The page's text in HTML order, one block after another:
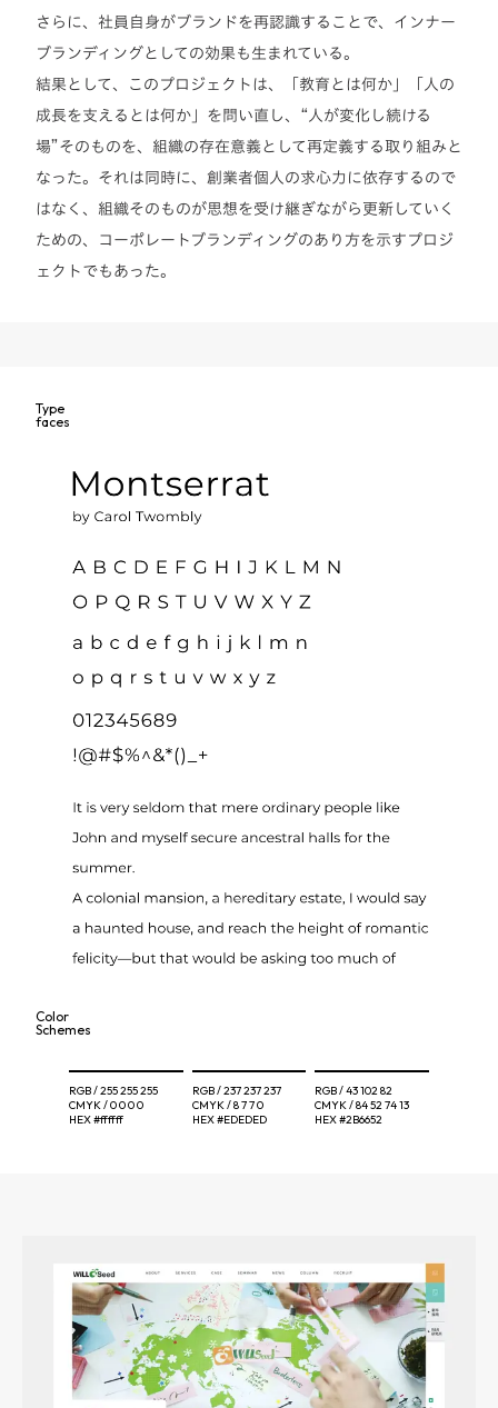
さらに、社員自身がブランドを再認識することで、インナー
ブランディングとしての効果も生まれている。
結果として、このプロジェクトは、「教育とは何か」「人の
成長を支えるとは何か」を問い直し、“人が変化し続ける
場”そのものを、組織の存在意義として再定義する取り組みと
なった。それは同時に、創業者個人の求心力に依存するので
はなく、組織そのものが思想を受け継ぎながら更新していく
ための、コーポレートブランディングのあり方を示すプロジ
ェクトでもあった。
Type
faces
Color
Schemes
RGB /255 255 255
CMYK /0 0 0 0
HEX#ffffff
RGB /237 237 237
CMYK /8 7 7 0
HEX#EDEDED
RGB /43 102 82
CMYK /84 52 74 13
HEX#2B6652